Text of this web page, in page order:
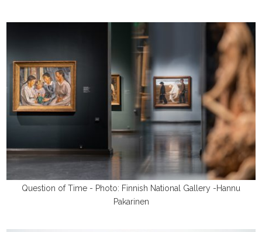
Question of Time - Photo: Finnish National Gallery -Hannu
Pakarinen